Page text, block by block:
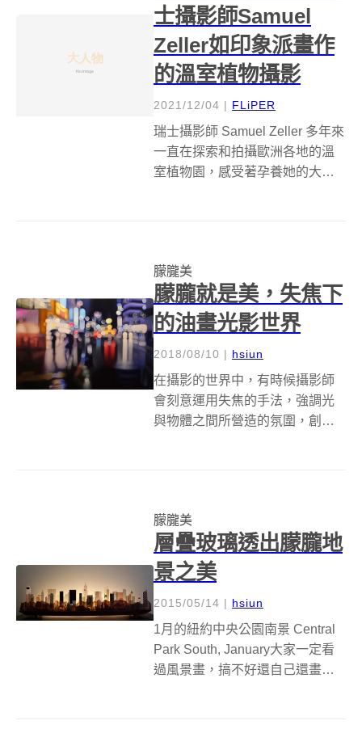
士攝影師Samuel
Zeller如印象派畫作
的溫室植物攝影
2021/12/04 | FLiPER
瑞士攝影師 Samuel Zeller 多年來
一直在探索和拍攝歐洲各地的溫
室植物園，感受著孕養她的大自
自一日尋常的春天午後，她...
朦朧美
朦朧就是美，失焦下
的油畫光影世界
2018/08/10 | hsiun
在攝影的世界中，有時候攝影師
會刻意運用失焦的手法，強調光
與物體之間所營造的氛圍，創造
城市景色，看...
朦朧美
層疊玻璃透出朦朧地
景之美
2015/05/14 | hsiun
1月的紐約中央公園南景 Central
Park South, January大家一定看
過風景畫，搞不好還自己還畫